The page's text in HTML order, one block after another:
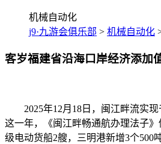
机械自动化
j9·九游会俱乐部 > 机械自动化
客岁福建省沿海口岸经济添加
2025年12月18日，闽江畔流实现
这一年，《闽江畔畅通航办理法子
级电动货船2艘，三明港新增3个500